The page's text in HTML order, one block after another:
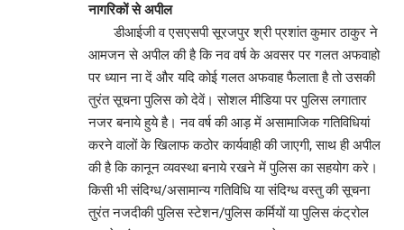
नागरिकों से अपील
डीआईजी व एसएसपी सूरजपुर श्री प्रशांत कुमार ठाकुर ने
आमजन से अपील की है कि नव वर्ष के अवसर पर गलत अफवाहो
पर ध्यान ना दें और यदि कोई गलत अफवाह फैलाता है तो उसकी
तुरंत सूचना पुलिस को देवें। सोशल मीडिया पर पुलिस लगातार
नजर बनाये हुये है। नव वर्ष की आड़ में असामाजिक गतिविधियां
करने वालों के खिलाफ कठोर कार्यवाही की जाएगी, साथ ही अपील
की है कि कानून व्यवस्था बनाये रखने में पुलिस का सहयोग करे।
किसी भी संदिग्ध/असामान्य गतिविधि या संदिग्ध वस्तु की सूचना
तुरंत नजदीकी पुलिस स्टेशन/पुलिस कर्मियों या पुलिस कंट्रोल